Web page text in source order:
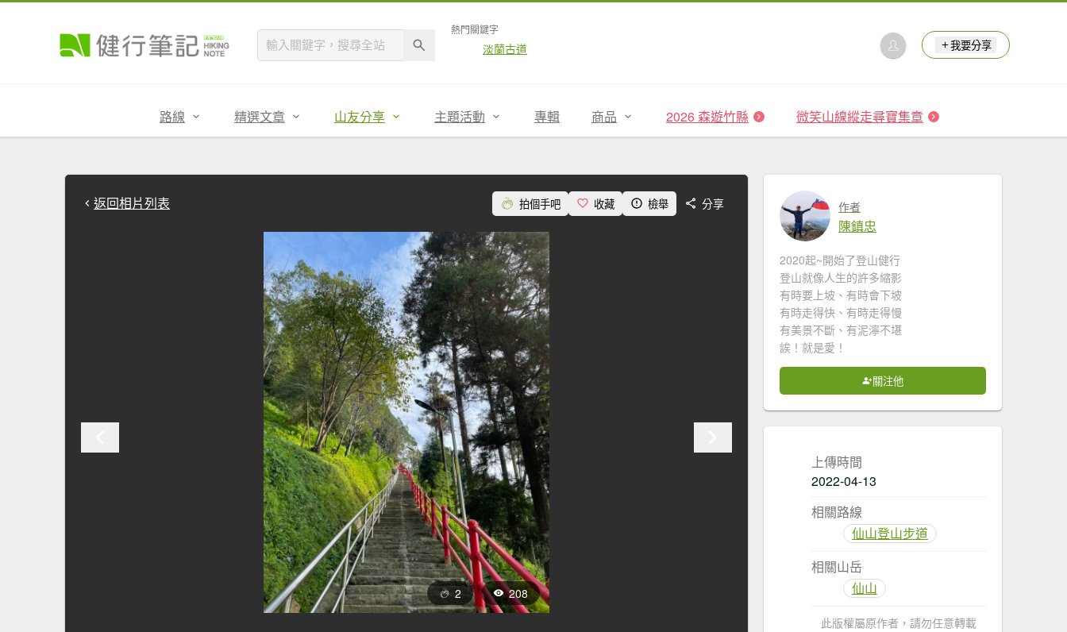
熱門關鍵字
淡蘭古道 我要分享
路線 精選文章 山友分享 主題活動 專輯 商品 2026 森遊竹縣 微笑山線縱走尋寶集章
返回相片列表 拍個手吧 收藏 檢舉 分享
2 208
作者
陳鎮忠
2020起~開始了登山健行
登山就像人生的許多縮影
有時要上坡、有時會下坡
有時走得快、有時走得慢
有美景不斷、有泥濘不堪
誒！就是愛！
關注他
上傳時間
2022-04-13
相關路線
仙山登山步道
相關山岳
仙山
此版權屬原作者，請勿任意轉載